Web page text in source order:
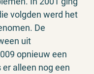
volgden werd het
De
uit
opnieuw een
alleen nog een